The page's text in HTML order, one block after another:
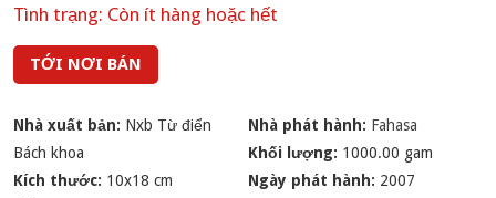
Tình trạng: Còn ít hàng hoặc hết
TỚI NƠI BÁN
Nhà xuất bản: Nxb Từ điển
Bách khoa
Nhà phát hành: Fahasa
Khối lượng: 1000.00 gam
Kích thước: 10x18 cm Ngày phát hành: 2007